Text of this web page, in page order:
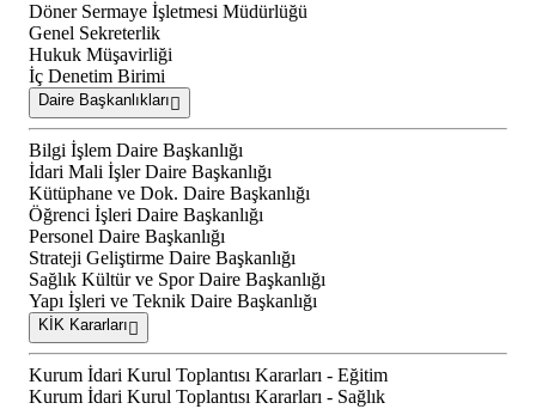
Döner Sermaye İşletmesi Müdürlüğü
Genel Sekreterlik
Hukuk Müşavirliği
İç Denetim Birimi
Daire Başkanlıkları
Bilgi İşlem Daire Başkanlığı
İdari Mali İşler Daire Başkanlığı
Kütüphane ve Dok. Daire Başkanlığı
Öğrenci İşleri Daire Başkanlığı
Personel Daire Başkanlığı
Strateji Geliştirme Daire Başkanlığı
Sağlık Kültür ve Spor Daire Başkanlığı
Yapı İşleri ve Teknik Daire Başkanlığı
KİK Kararları
Kurum İdari Kurul Toplantısı Kararları - Eğitim
Kurum İdari Kurul Toplantısı Kararları - Sağlık